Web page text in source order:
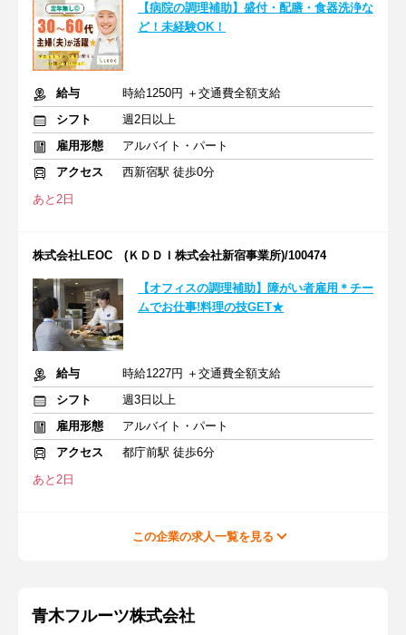
【病院の調理補助】盛付・配膳・食器洗浄な
ど！未経験OK！
給与
時給1250円 ＋交通費全額支給
シフト
週2日以上
雇用形態
アルバイト・パート
アクセス
西新宿駅 徒歩0分
あと2日
株式会社LEOC (ＫＤＤＩ株式会社新宿事業所)/100474
【オフィスの調理補助】障がい者雇用＊チー
ムでお仕事!料理の技GET★
給与
時給1227円 ＋交通費全額支給
シフト
週3日以上
雇用形態
アルバイト・パート
アクセス
都庁前駅 徒歩6分
あと2日
この企業の求人一覧を見る
青木フルーツ株式会社